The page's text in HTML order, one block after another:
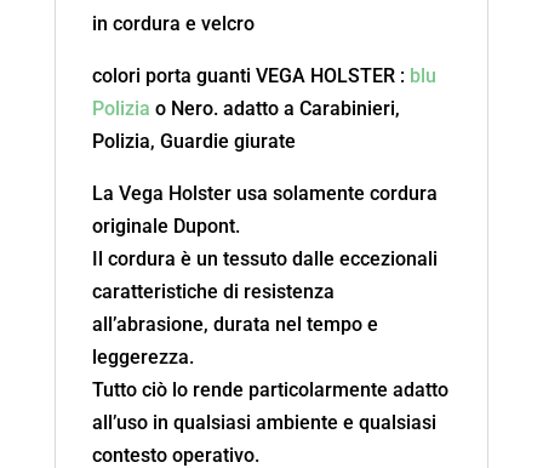
in cordura e velcro
colori porta guanti VEGA HOLSTER : blu
Polizia o Nero. adatto a Carabinieri,
Polizia, Guardie giurate
La Vega Holster usa solamente cordura
originale Dupont.
Il cordura è un tessuto dalle eccezionali
caratteristiche di resistenza
all’abrasione, durata nel tempo e
leggerezza.
Tutto ciò lo rende particolarmente adatto
all’uso in qualsiasi ambiente e qualsiasi
contesto operativo.